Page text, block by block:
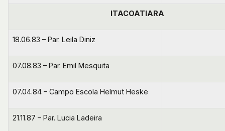
ITACOATIARA
18.06.83 – Par. Leila Diniz
07.08.83 – Par. Emil Mesquita
07.04.84 – Campo Escola Helmut Heske
21.11.87 – Par. Lucia Ladeira